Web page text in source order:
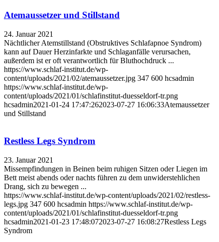
Atemaussetzer und Stillstand
24. Januar 2021
Nächtlicher Atemstillstand (Obstruktives Schlafapnoe Syndrom)
kann auf Dauer Herzinfarkte und Schlaganfälle verursachen,
außerdem ist er oft verantwortlich für Bluthochdruck ...
https://www.schlaf-institut.de/wp-
content/uploads/2021/02/atemaussetzer.jpg 347 600 hcsadmin
https://www.schlaf-institut.de/wp-
content/uploads/2021/01/schlafinstitut-duesseldorf-tr.png
hcsadmin2021-01-24 17:47:262023-07-27 16:06:33Atemaussetzer
und Stillstand
Restless Legs Syndrom
23. Januar 2021
Missempfindungen in Beinen beim ruhigen Sitzen oder Liegen im
Bett meist abends oder nachts führen zu dem unwiderstehlichen
Drang, sich zu bewegen ...
https://www.schlaf-institut.de/wp-content/uploads/2021/02/restless-
legs.jpg 347 600 hcsadmin https://www.schlaf-institut.de/wp-
content/uploads/2021/01/schlafinstitut-duesseldorf-tr.png
hcsadmin2021-01-23 17:48:072023-07-27 16:08:27Restless Legs
Syndrom